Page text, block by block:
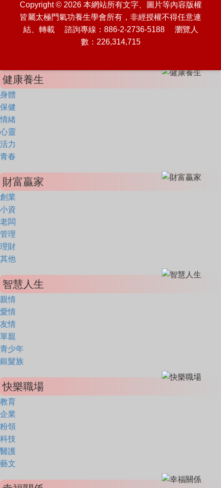
Copyright © 2026 本網站所有文字、圖片等內容版權
皆屬太極門氣功養生學會所有，非經授權不得任意連
結、轉載 諮詢專線：886-2-2736-5188 瀏覽人
數：226,314,715
健康養生
身體
保健
情緒
心靈
活力
青春
財富贏家
創業
小資
老闆
管理
理財
其他
智慧人生
親情
愛情
友情
單親
青少年
銀髮族
快樂職場
教育
企業
粉領
科技
醫護
藝文